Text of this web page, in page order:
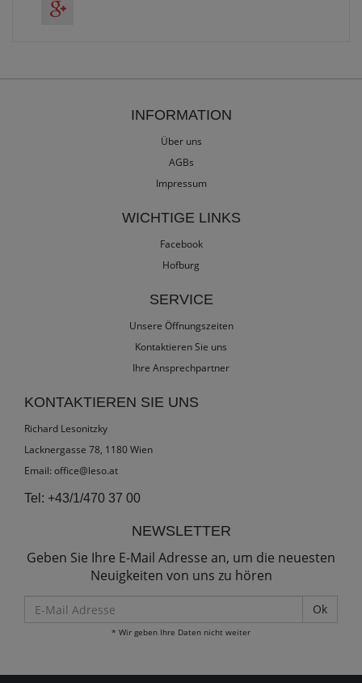
INFORMATION
Über uns
AGBs
Impressum
WICHTIGE LINKS
Facebook
Hofburg
SERVICE
Unsere Öffnungszeiten
Kontaktieren Sie uns
Ihre Ansprechpartner
KONTAKTIEREN SIE UNS
Richard Lesonitzky
Lacknergasse 78, 1180 Wien
Email: office@leso.at
Tel: +43/1/470 37 00
NEWSLETTER
Geben Sie Ihre E-Mail Adresse an, um die neuesten
Neuigkeiten von uns zu hören
Mail
Adresse
* Wir geben Ihre Daten nicht weiter